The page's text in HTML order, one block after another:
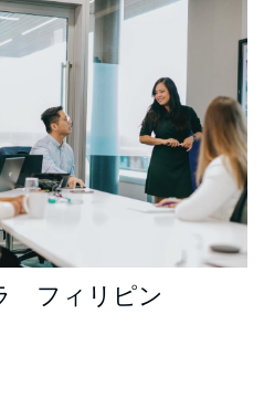
フィリピン